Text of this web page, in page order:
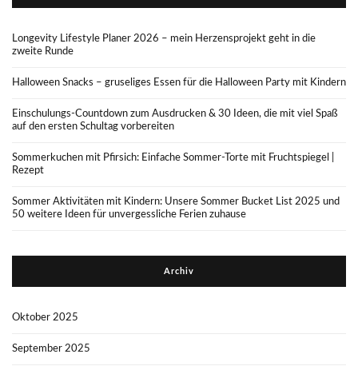
Longevity Lifestyle Planer 2026 – mein Herzensprojekt geht in die
zweite Runde
Halloween Snacks – gruseliges Essen für die Halloween Party mit Kindern
Einschulungs-Countdown zum Ausdrucken & 30 Ideen, die mit viel Spaß
auf den ersten Schultag vorbereiten
Sommerkuchen mit Pfirsich: Einfache Sommer-Torte mit Fruchtspiegel |
Rezept
Sommer Aktivitäten mit Kindern: Unsere Sommer Bucket List 2025 und
50 weitere Ideen für unvergessliche Ferien zuhause
Archiv
Oktober 2025
September 2025